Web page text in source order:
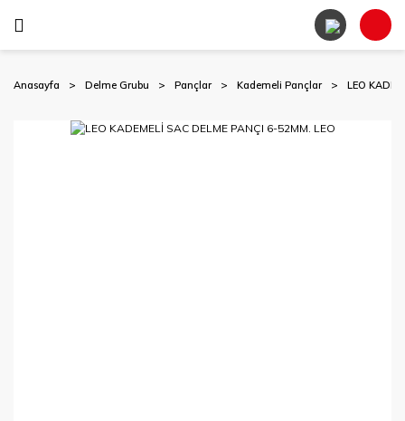
Anasayfa Delme Grubu Pançlar Kademeli Pançlar LEO